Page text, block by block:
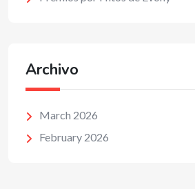
Archivo
March 2026
February 2026